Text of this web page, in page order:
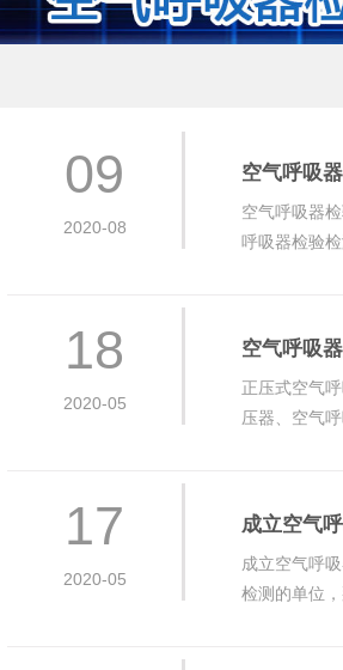
09
2020-08
空气呼吸
空气呼吸器
呼吸器检验
18
2020-05
空气呼吸
正压式空气
压器、空气
17
2020-05
成立空气
成立空气呼
检测的单位，